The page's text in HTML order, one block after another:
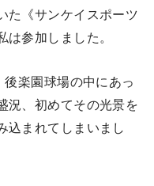
た《サンケイスポーツ
参加しました。
楽園球場の中にあっ
況、初めてその光景を
込まれてしまいまし